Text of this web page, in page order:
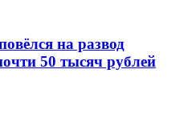
на развод
50 тысяч рублей